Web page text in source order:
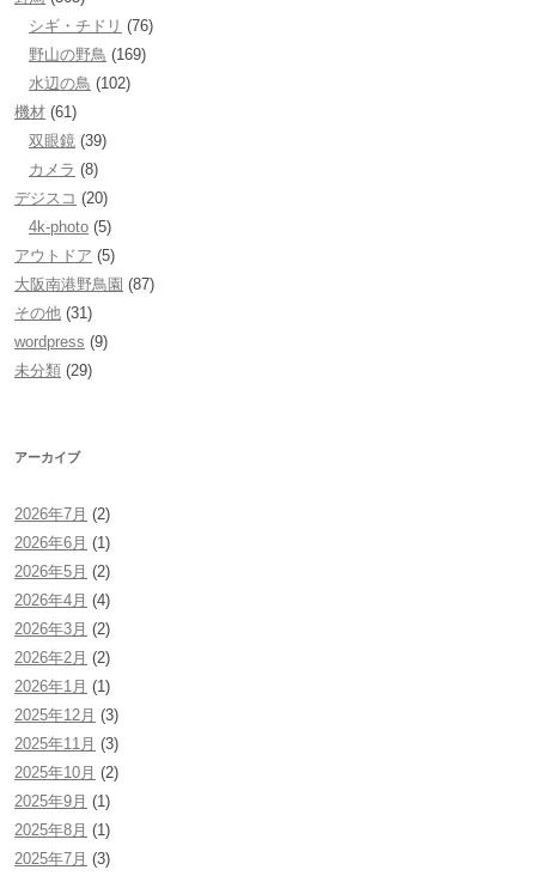
シギ・チドリ (76)
野山の野鳥 (169)
水辺の鳥 (102)
機材 (61)
双眼鏡 (39)
カメラ (8)
デジスコ (20)
4k-photo (5)
アウトドア (5)
大阪南港野鳥園 (87)
その他 (31)
wordpress (9)
未分類 (29)
アーカイブ
2026年7月 (2)
2026年6月 (1)
2026年5月 (2)
2026年4月 (4)
2026年3月 (2)
2026年2月 (2)
2026年1月 (1)
2025年12月 (3)
2025年11月 (3)
2025年10月 (2)
2025年9月 (1)
2025年8月 (1)
2025年7月 (3)